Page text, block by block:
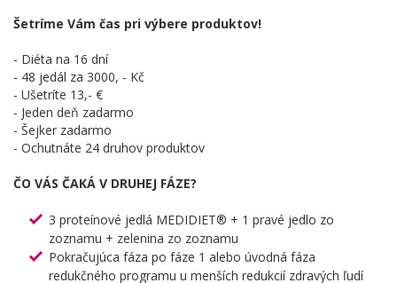
Šetríme Vám čas pri výbere produktov!
- Diéta na 16 dní
- 48 jedál za 3000, - Kč
- Ušetríte 13,- €
- Jeden deň zadarmo
- Šejker zadarmo
- Ochutnáte 24 druhov produktov
ČO VÁS ČAKÁ V DRUHEJ FÁZE?
3 proteínové jedlá MEDIDIET® + 1 pravé jedlo zo
zoznamu + zelenina zo zoznamu
Pokračujúca fáza po fáze 1 alebo úvodná fáza
redukčného programu u menších redukcií zdravých ľudí